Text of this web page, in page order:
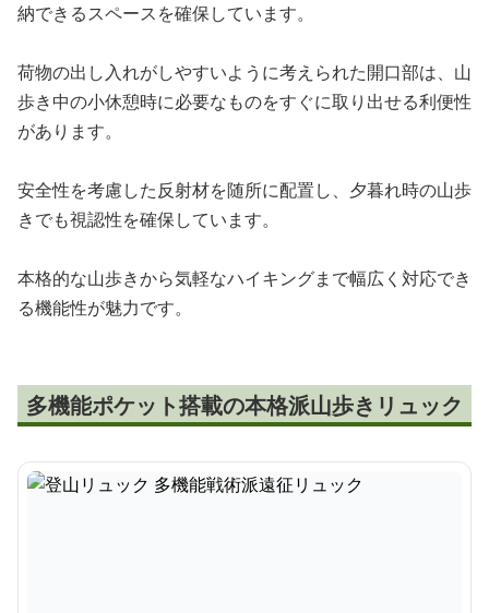
納できるスペースを確保しています。
荷物の出し入れがしやすいように考えられた開口部は、山
歩き中の小休憩時に必要なものをすぐに取り出せる利便性
があります。
安全性を考慮した反射材を随所に配置し、夕暮れ時の山歩
きでも視認性を確保しています。
本格的な山歩きから気軽なハイキングまで幅広く対応でき
る機能性が魅力です。
多機能ポケット搭載の本格派山歩きリュック